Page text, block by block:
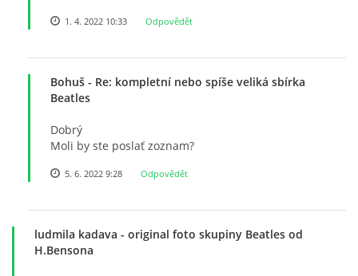
SKLADBY + INFO + AKORDY
FILMY
BEATLES MONTHLY BOOK
KNIHY O BEATLES
1. 4. 2022 10:33 Odpovědět
Bohuš - Re: kompletní nebo spíše veliká sbírka
Beatles
Dobrý
Moli by ste poslať zoznam?
5. 6. 2022 9:28 Odpovědět
ludmila kadava - original foto skupiny Beatles od
H.Bensona